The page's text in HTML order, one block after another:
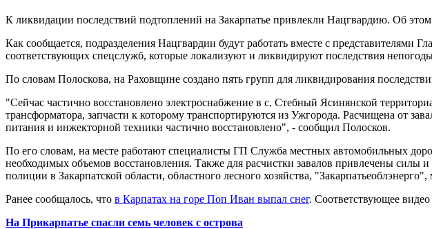
К ликвидации последствий подтоплений на Закарпатье привлекли Нацгвардию. Об
Как сообщается, подразделения Нацгвардии будут работать вместе с представителями
соответствующих спецслужб, которые локализуют и ликвидируют последствия
По словам Полоскова, на Раховщине создано пять групп для ликвидирования
"Сейчас частично восстановлено электроснабжение в с. Стебный Ясинянской
трансформатора, запчасти к которому транспортируются из Ужгорода. Расчищена от
питания и инжекторной техники частично восстановлено", - сообщил Полосков.
По его словам, на месте работают специалисты ГП Служба местных автомобильных
необходимых объемов восстановления. Также для расчистки завалов привлечены силы
полиции в Закарпатской области, областного лесного хозяйства,
Ранее сообщалось, что в Карпатах на горе Поп Иван выпал снег. Соответствующее
На Прикарпатье спасли семь человек с острова